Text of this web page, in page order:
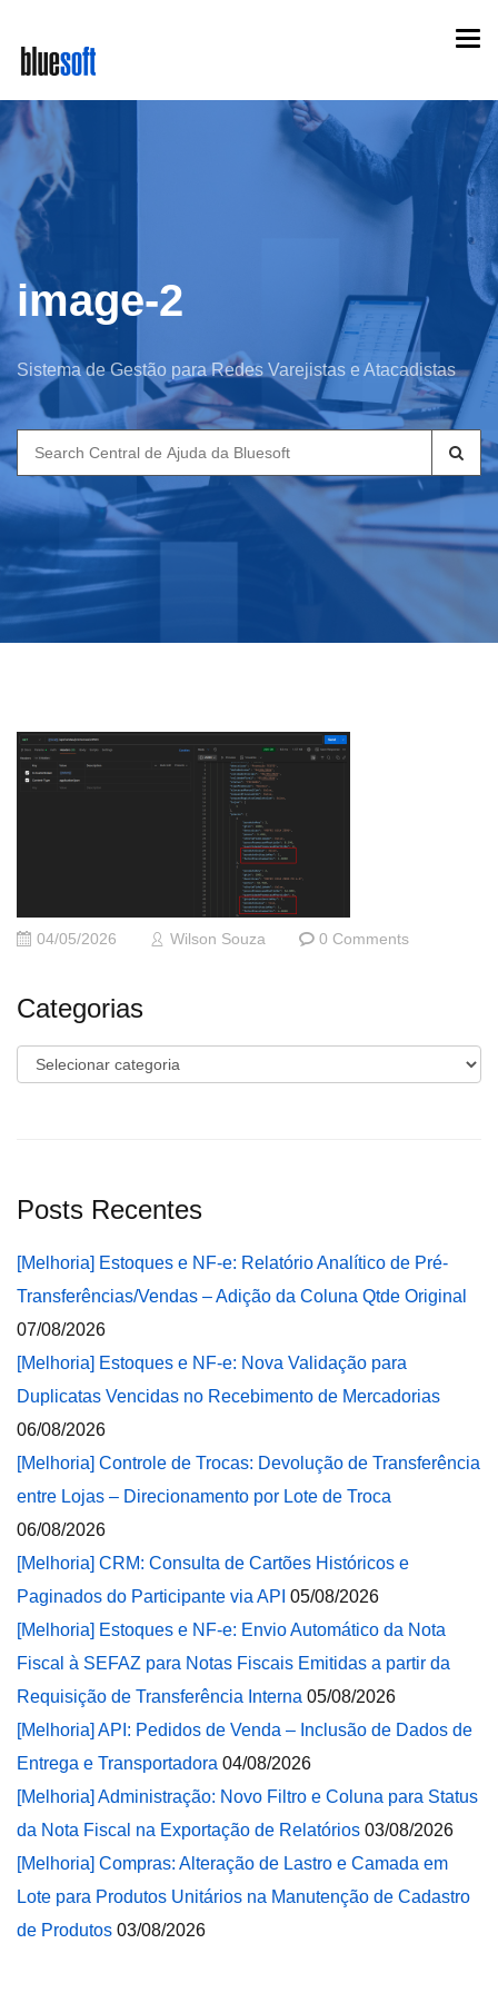
main
content
image-2
Sistema de Gestão para Redes Varejistas e Atacadistas
Search
for:
04/05/2026 Wilson Souza 0 Comments
Categorias
Categorias
Posts Recentes
[Melhoria] Estoques e NF-e: Relatório Analítico de Pré-
Transferências/Vendas – Adição da Coluna Qtde Original
07/08/2026
[Melhoria] Estoques e NF-e: Nova Validação para
Duplicatas Vencidas no Recebimento de Mercadorias
06/08/2026
[Melhoria] Controle de Trocas: Devolução de Transferência
entre Lojas – Direcionamento por Lote de Troca
06/08/2026
[Melhoria] CRM: Consulta de Cartões Históricos e
Paginados do Participante via API 05/08/2026
[Melhoria] Estoques e NF-e: Envio Automático da Nota
Fiscal à SEFAZ para Notas Fiscais Emitidas a partir da
Requisição de Transferência Interna 05/08/2026
[Melhoria] API: Pedidos de Venda – Inclusão de Dados de
Entrega e Transportadora 04/08/2026
[Melhoria] Administração: Novo Filtro e Coluna para Status
da Nota Fiscal na Exportação de Relatórios 03/08/2026
[Melhoria] Compras: Alteração de Lastro e Camada em
Lote para Produtos Unitários na Manutenção de Cadastro
de Produtos 03/08/2026